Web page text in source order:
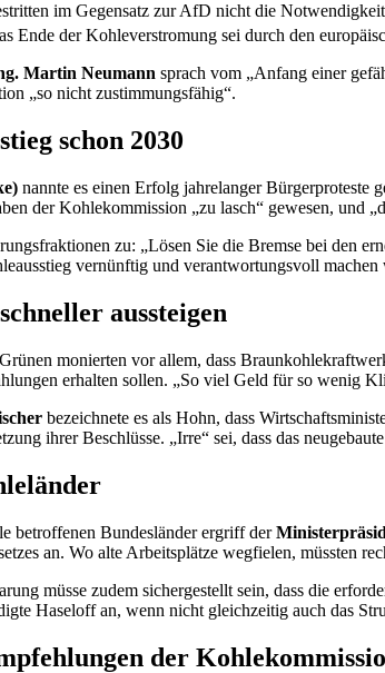
im Gegensatz zur AfD nicht die
Ende der Kohleverstromung sei durch den
Martin Neumann sprach vom „Anfang einer
„so nicht zustimmungsfähig“.
schon 2030
nannte es einen Erfolg jahrelanger Bürgerproteste
der Kohlekommission „zu lasch“ gewesen, und
zu: „Lösen Sie die Bremse bei den
vernünftig und verantwortungsvoll
aussteigen
monierten vor allem, dass
erhalten sollen. „So viel Geld für so wenig
bezeichnete es als Hohn, dass
ihrer Beschlüsse. „Irre“ sei, dass das
betroffenen Bundesländer ergriff der
an. Wo alte Arbeitsplätze wegfielen, müssten
müsse zudem sichergestellt sein, dass die
Haseloff an, wenn nicht gleichzeitig auch das
der